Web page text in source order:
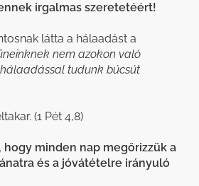
irgalmas szeretetéért!
látta a hálaadást a
nem azokon való
tudunk búcsút
(1 Pét 4,8)
hogy minden nap megőrizzük a
és a jóvátételre irányuló